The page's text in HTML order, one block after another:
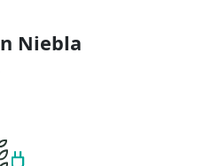
Niebla